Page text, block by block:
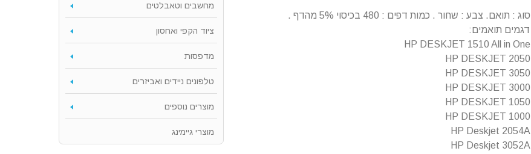
סוג : תואם. צבע : שחור . כמות דפים : 480 בכיסוי 5% מהדף .
דגמים תואמים:
HP DESKJET 1510 All in One
HP DESKJET 2050
HP DESKJET 3050
HP DESKJET 3000
HP DESKJET 1050
HP DESKJET 1000
HP Deskjet 2054A
HP Deskjet 3052A
מחשבים וטאבלטים
ציוד הקפי ואחסון
מדפסות
טלפונים ניידים ואביזרים
מוצרים נוספים
מוצרי גיימינג